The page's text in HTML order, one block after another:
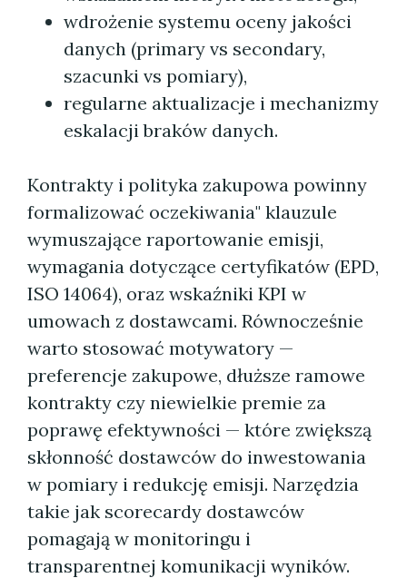
wdrożenie systemu oceny jakości
danych (primary vs secondary,
szacunki vs pomiary),
regularne aktualizacje i mechanizmy
eskalacji braków danych.
Kontrakty i polityka zakupowa powinny
formalizować oczekiwania" klauzule
wymuszające raportowanie emisji,
wymagania dotyczące certyfikatów (EPD,
ISO 14064), oraz wskaźniki KPI w
umowach z dostawcami. Równocześnie
warto stosować motywatory —
preferencje zakupowe, dłuższe ramowe
kontrakty czy niewielkie premie za
poprawę efektywności — które zwiększą
skłonność dostawców do inwestowania
w pomiary i redukcję emisji. Narzędzia
takie jak scorecardy dostawców
pomagają w monitoringu i
transparentnej komunikacji wyników.